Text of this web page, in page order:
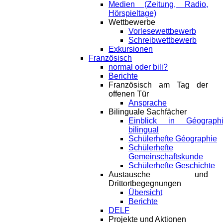
Medien (Zeitung, Radio,
Hörspieltage)
Wettbewerbe
Vorlesewettbewerb
Schreibwettbewerb
Exkursionen
Französisch
normal oder bili?
Berichte
Französisch am Tag der
offenen Tür
Ansprache
Bilinguale Sachfächer
Einblick in
bilingual
Schülerhefte Géographie
Schülerhefte
Gemeinschaftskunde
Schülerhefte Geschichte
Austausche und
Drittortbegegnungen
Übersicht
Berichte
DELF
Projekte und Aktionen